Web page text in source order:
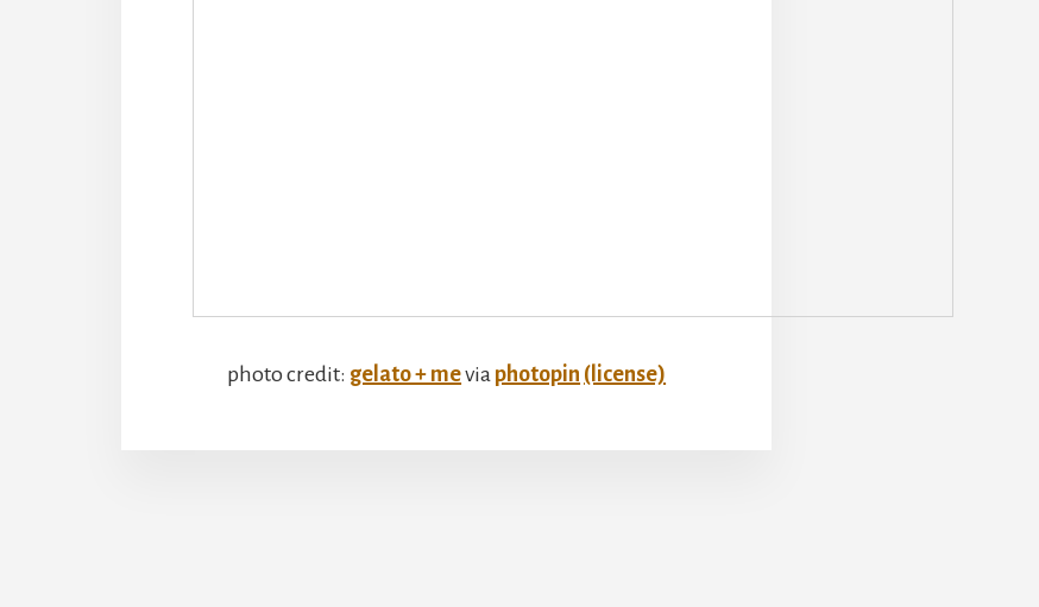
photo credit: gelato + mevia photopin (license)